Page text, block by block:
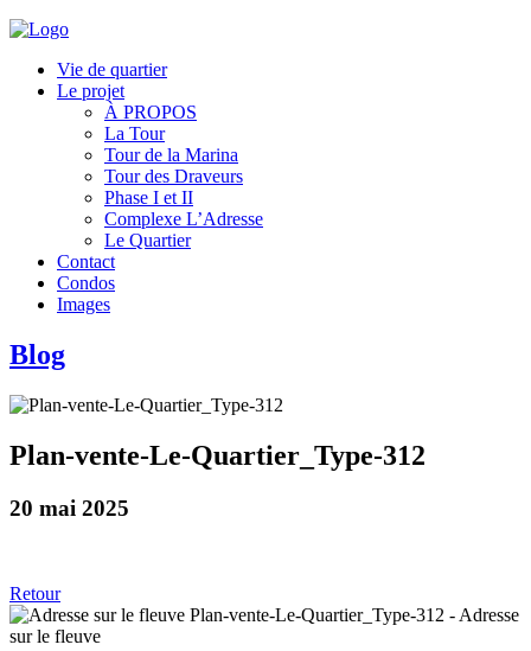
Vie de quartier
Le projet
À PROPOS
La Tour
Tour de la Marina
Tour des Draveurs
Phase I et II
Complexe L’Adresse
Le Quartier
Contact
Condos
Images
Blog
Plan-vente-Le-Quartier_Type-312
20 mai 2025
Retour